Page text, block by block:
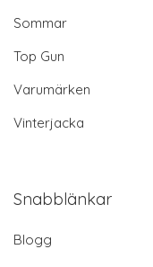
Sommar
Top Gun
Varumärken
Vinterjacka
Snabblänkar
Blogg